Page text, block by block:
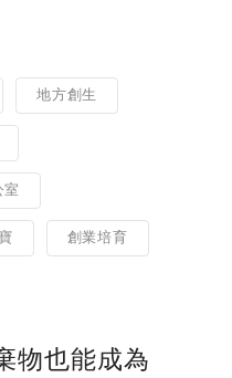
地方創生
室
創業培育
物也能成為